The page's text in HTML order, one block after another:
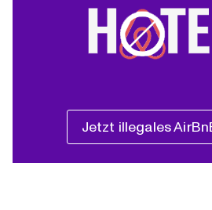
Jetzt illegales